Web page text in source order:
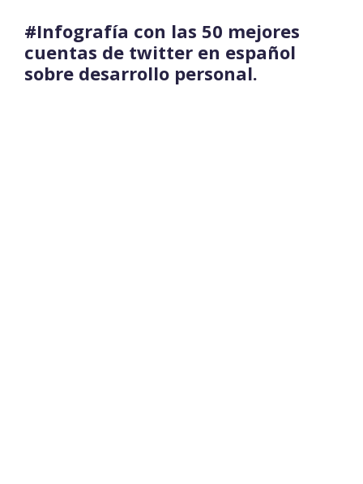
#Infografía con las 50 mejores
cuentas de twitter en español
sobre desarrollo personal.